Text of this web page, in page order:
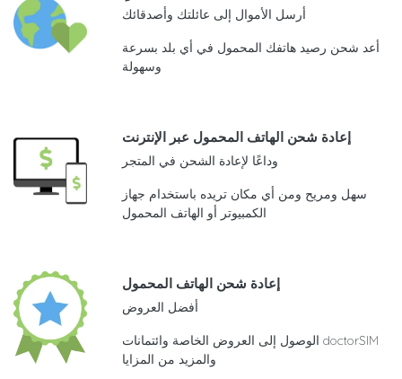
أرسل الأموال إلى عائلتك وأصدقائك
أعد شحن رصيد هاتفك المحمول في أي بلد بسرعة
وسهولة
إعادة شحن الهاتف المحمول عبر الإنترنت
وداعًا لإعادة الشحن في المتجر
سهل ومريح ومن أي مكان تريده باستخدام جهاز
الكمبيوتر أو الهاتف المحمول
إعادة شحن الهاتف المحمول
أفضل العروض
الوصول إلى العروض الخاصة وائتمانات doctorSIM
والمزيد من المزايا